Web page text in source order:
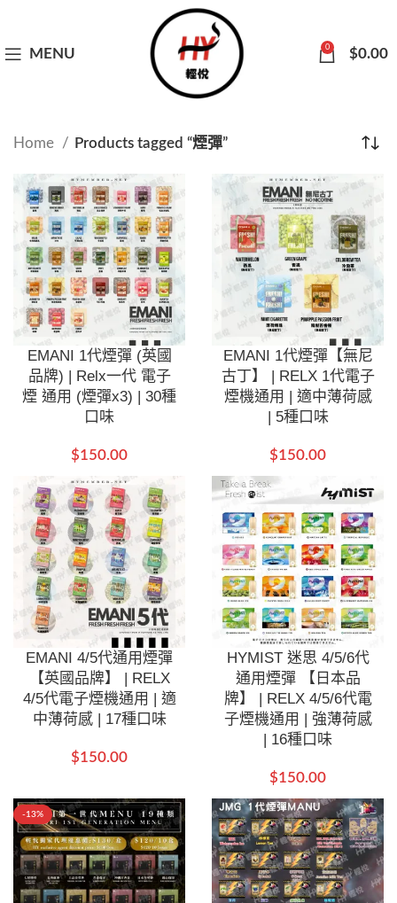
MENU 0 $0.00
Home Products tagged “煙彈”
EMANI 1代煙彈 (英國
品牌) | Relx一代 電子
煙 通用 (煙彈x3) | 30種
口味
$150.00
EMANI 1代煙彈【無尼
古丁】 | RELX 1代電子
煙機通用 | 適中薄荷感
| 5種口味
$150.00
EMANI 4/5代通用煙彈
【英國品牌】 | RELX
4/5代電子煙機通用 | 適
中薄荷感 | 17種口味
$150.00
HYMIST 迷思 4/5/6代
通用煙彈 【日本品
牌】 | RELX 4/5/6代電
子煙機通用 | 強薄荷感
| 16種口味
$150.00
-13%